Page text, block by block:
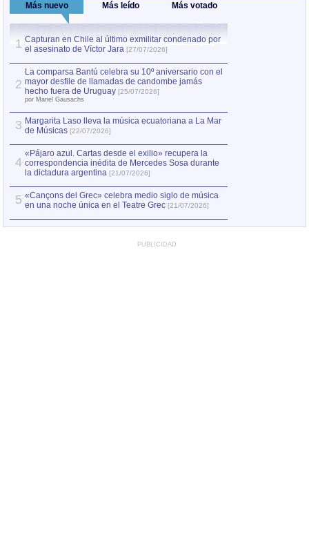
Más nuevo Más leído Más votado
1 Capturan en Chile al último exmilitar condenado por
el asesinato de Víctor Jara [27/07/2026]
2
La comparsa Bantú celebra su 10º aniversario con el
mayor desfile de llamadas de candombe jamás
hecho fuera de Uruguay [25/07/2026]
por Manel Gausachs
3 Margarita Laso lleva la música ecuatoriana a La Mar
de Músicas [22/07/2026]
4
«Pájaro azul. Cartas desde el exilio» recupera la
correspondencia inédita de Mercedes Sosa durante
la dictadura argentina [21/07/2026]
5 «Cançons del Grec» celebra medio siglo de música
en una noche única en el Teatre Grec [21/07/2026]
PUBLICIDAD